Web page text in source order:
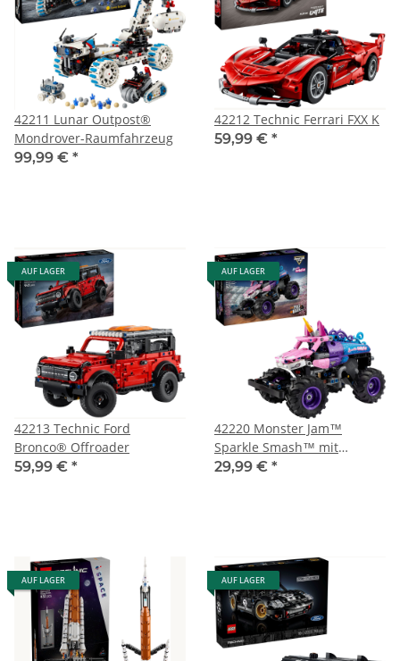
42211 Lunar Outpost®
Mondrover-Raumfahrzeug
99,99 € *
42212 Technic Ferrari FXX K
59,99 € *
AUF LAGER
42213 Technic Ford
Bronco® Offroader
59,99 € *
AUF LAGER
42220 Monster Jam™
Sparkle Smash™ mit
Rückziehmotor
29,99 € *
AUF LAGER AUF LAGER